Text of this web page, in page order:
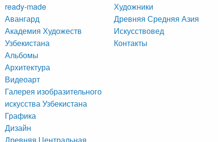
ready-made
Авангард
Академия Художеств
Узбекистана
Альбомы
Архитектура
Видеоарт
Галерея изобразительного
искусства Узбекистана
Графика
Дизайн
Древняя Центральная
Художники
Древняя Средняя Азия
Искусствовед
Контакты